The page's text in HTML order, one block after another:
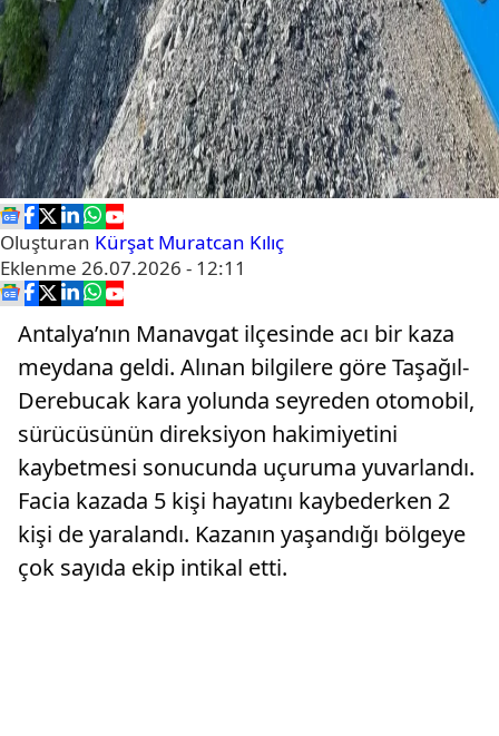
Oluşturan Kürşat Muratcan Kılıç
Eklenme 26.07.2026 - 12:11
Antalya’nın Manavgat ilçesinde acı bir kaza
meydana geldi. Alınan bilgilere göre Taşağıl-
Derebucak kara yolunda seyreden otomobil,
sürücüsünün direksiyon hakimiyetini
kaybetmesi sonucunda uçuruma yuvarlandı.
Facia kazada 5 kişi hayatını kaybederken 2
kişi de yaralandı. Kazanın yaşandığı bölgeye
çok sayıda ekip intikal etti.